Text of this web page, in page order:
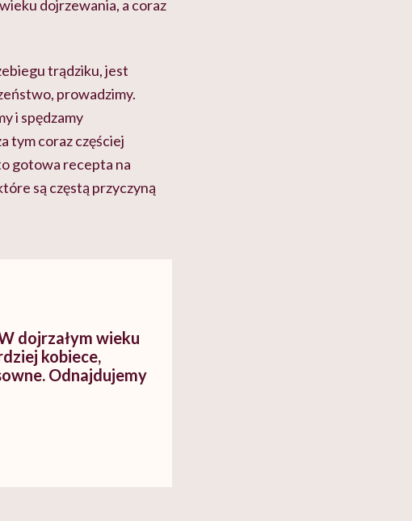
dojrzewania, a coraz
trądziku, jest
prowadzimy.
i spędzamy
tym coraz częściej
gotowa recepta na
są częstą przyczyną
dojrzałym wieku
kobiece,
Odnajdujemy